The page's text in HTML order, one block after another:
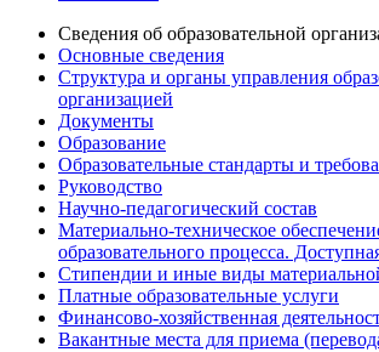
Сведения об образовательной
Основные сведения
Структура и органы управления
организацией
Документы
Образование
Образовательные стандарты и
Руководство
Научно-педагогический состав
Материально-техническое
образовательного процесса.
Стипендии и иные виды
Платные образовательные услуги
Финансово-хозяйственная
Вакантные места для приема